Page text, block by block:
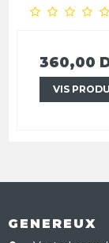
360,00
VIS
GENEREUX